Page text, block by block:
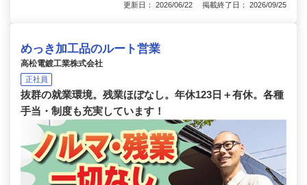
更新日： 2026/06/22 掲載終了日： 2026/09/25
めっき加工品のルート営業
高松電鍍工業株式会社
正社員
抜群の就業環境。残業ほぼなし。年休123日＋有休。各種
手当・制度も充実しています！